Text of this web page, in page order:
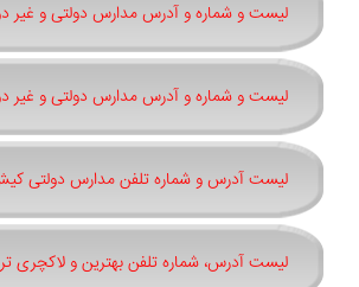
لیست و شماره و آدرس مدارس دولتی و غیر
لیست و شماره و آدرس مدارس دولتی و غیر
لیست آدرس و شماره تلفن مدارس دولتی
لیست آدرس، شماره تلفن بهترین و لاکچری